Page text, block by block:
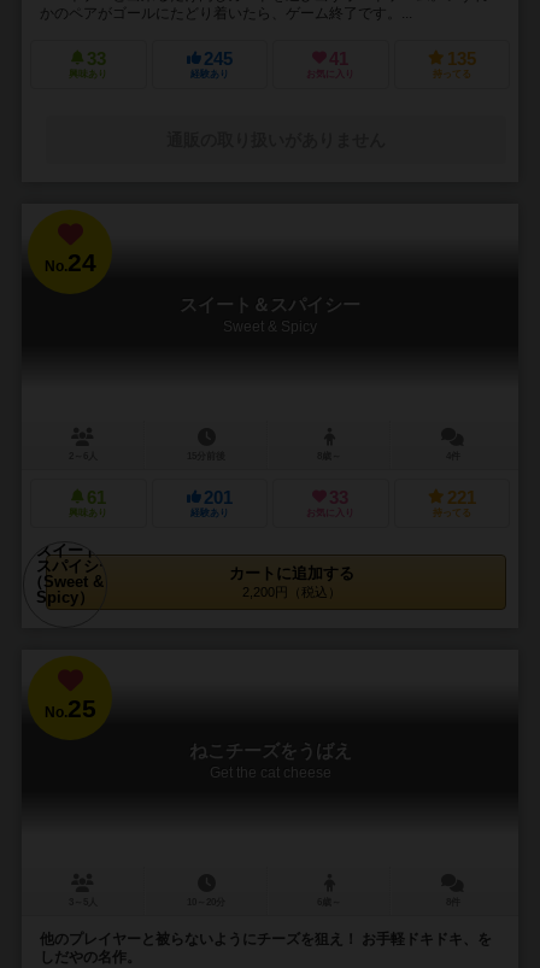
かのペアがゴールにたどり着いたら、ゲーム終了です。...
33
興味あり
245
経験あり
41
お気に入り
135
持ってる
No.24
スイート＆スパイシー
Sweet & Spicy
61
興味あり
201
経験あり
33
お気に入り
221
持ってる
カートに追加する
2,200円（税込）
No.25
ねこチーズをうばえ
Get the cat cheese
他のプレイヤーと被らないようにチーズを狙え！ お手軽ドキドキ、を
しだやの名作。